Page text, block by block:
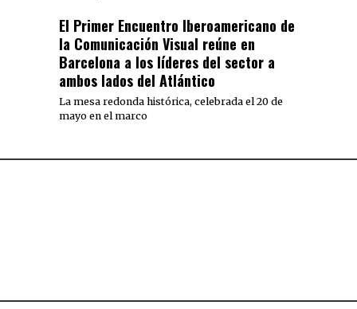
El Primer Encuentro Iberoamericano de
la Comunicación Visual reúne en
Barcelona a los líderes del sector a
ambos lados del Atlántico
La mesa redonda histórica, celebrada el 20 de
mayo en el marco